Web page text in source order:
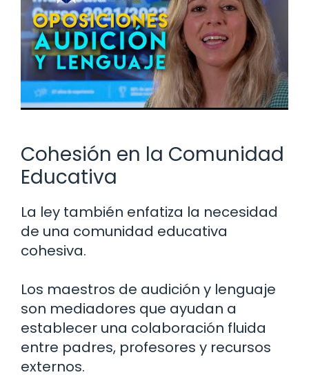
Cohesión en la Comunidad
Educativa
La ley también enfatiza la necesidad
de una comunidad educativa
cohesiva.
Los maestros de audición y lenguaje
son mediadores que ayudan a
establecer una colaboración fluida
entre padres, profesores y recursos
externos.